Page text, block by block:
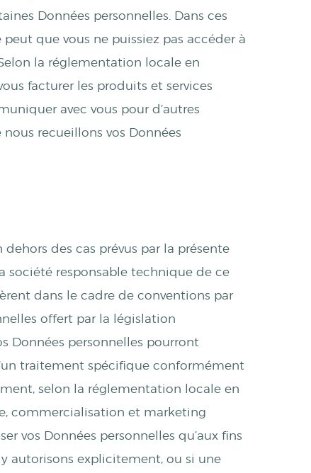
Données personnelles. Dans ces
que vous ne puissiez pas accéder à
la réglementation locale en
facturer les produits et services
avec vous pour d’autres
recueillons vos Données
des cas prévus par la présente
société responsable technique de ce
dans le cadre de conventions par
offert par la législation
Données personnelles pourront
traitement spécifique conformément
selon la réglementation locale en
commercialisation et marketing
vos Données personnelles qu’aux fins
autorisons explicitement, ou si une